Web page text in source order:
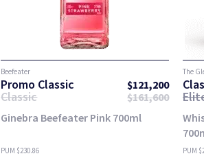
Beefeater
Promo Classic $121,200
Classic $161,600
Ginebra Beefeater Pink 700ml
PUM $230.86
The
PUM